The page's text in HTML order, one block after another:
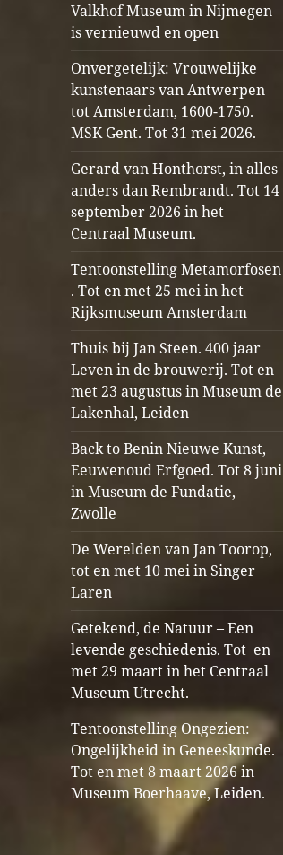
Valkhof Museum in Nijmegen
is vernieuwd en open
Onvergetelijk: Vrouwelijke
kunstenaars van Antwerpen
tot Amsterdam, 1600-1750.
MSK Gent. Tot 31 mei 2026.
Gerard van Honthorst, in alles
anders dan Rembrandt. Tot 14
september 2026 in het
Centraal Museum.
Tentoonstelling Metamorfosen
. Tot en met 25 mei in het
Rijksmuseum Amsterdam
Thuis bij Jan Steen. 400 jaar
Leven in de brouwerij. Tot en
met 23 augustus in Museum de
Lakenhal, Leiden
Back to Benin Nieuwe Kunst,
Eeuwenoud Erfgoed. Tot 8 juni
in Museum de Fundatie,
Zwolle
De Werelden van Jan Toorop,
tot en met 10 mei in Singer
Laren
Getekend, de Natuur – Een
levende geschiedenis. Tot en
met 29 maart in het Centraal
Museum Utrecht.
Tentoonstelling Ongezien:
Ongelijkheid in Geneeskunde.
Tot en met 8 maart 2026 in
Museum Boerhaave, Leiden.